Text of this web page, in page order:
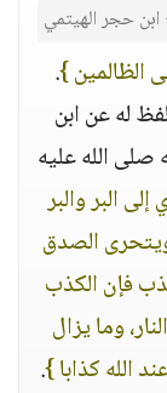
ابن حجر الهيتمي
الظالمين }.
له عن ابن
الله عليه
البر والبر
الصدق
فإن الكذب
وما يزال
الله كذابا }.